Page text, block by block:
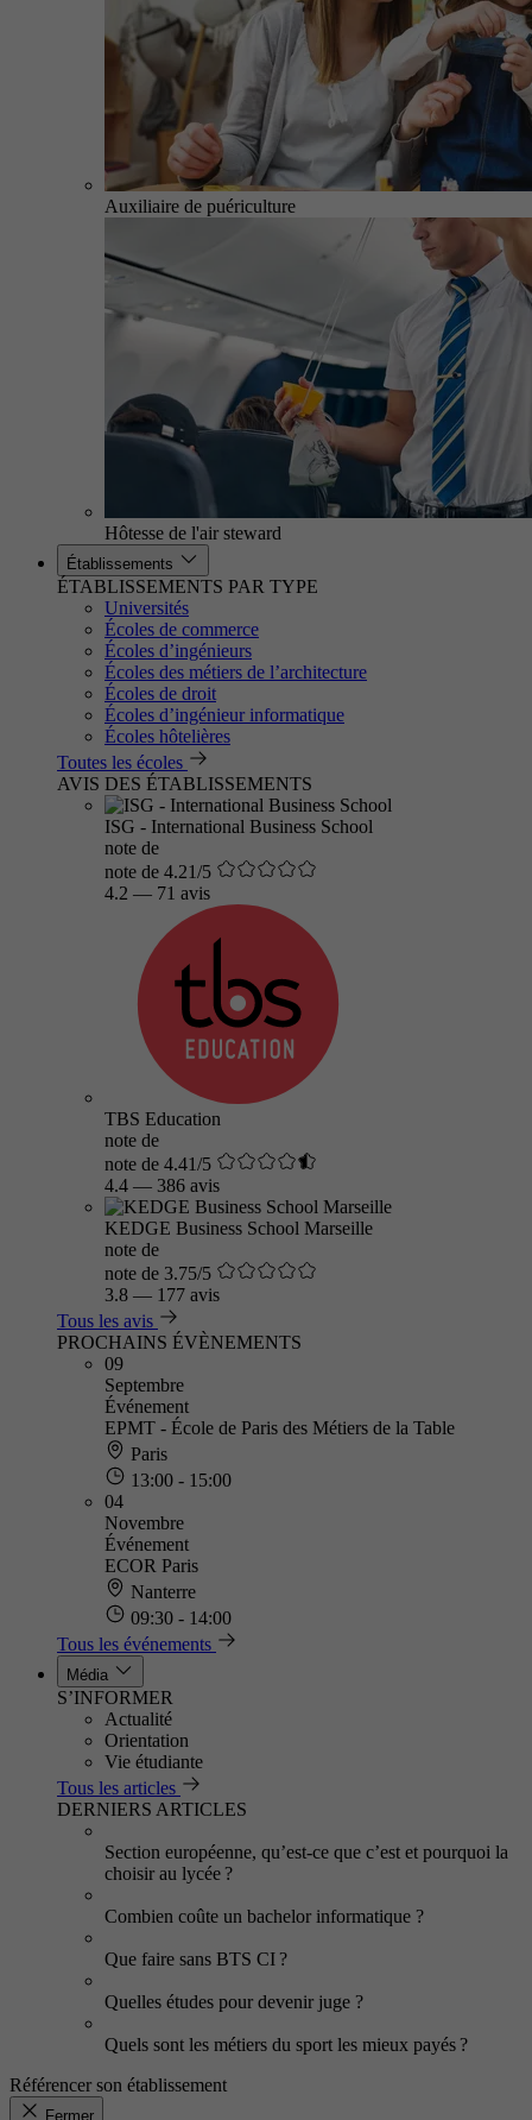
Auxiliaire de puériculture
Hôtesse de l'air steward
Établissements
ÉTABLISSEMENTS PAR TYPE
Universités
Écoles de commerce
Écoles d’ingénieurs
Écoles des métiers de l’architecture
Écoles de droit
Écoles d’ingénieur informatique
Écoles hôtelières
Toutes les écoles
AVIS DES ÉTABLISSEMENTS
ISG - International Business School
note de
note de 4.21/5
4.2 — 71 avis
TBS Education
note de
note de 4.41/5
4.4 — 386 avis
KEDGE Business School Marseille
note de
note de 3.75/5
3.8 — 177 avis
Tous les avis
PROCHAINS ÉVÈNEMENTS
09
Septembre
Événement
EPMT - École de Paris des Métiers de la Table
Paris
13:00 - 15:00
04
Novembre
Événement
ECOR Paris
Nanterre
09:30 - 14:00
Tous les événements
Média
S’INFORMER
Actualité
Orientation
Vie étudiante
Tous les articles
DERNIERS ARTICLES
Section européenne, qu’est-ce que c’est et pourquoi la
choisir au lycée ?
Combien coûte un bachelor informatique ?
Que faire sans BTS CI ?
Quelles études pour devenir juge ?
Quels sont les métiers du sport les mieux payés ?
Référencer son établissement
Fermer